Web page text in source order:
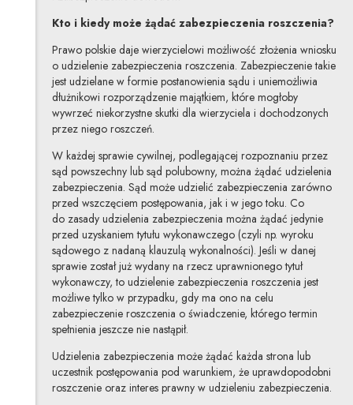
Kto i kiedy może żądać zabezpieczenia roszczenia?
Prawo polskie daje wierzycielowi możliwość złożenia wniosku
o udzielenie zabezpieczenia roszczenia. Zabezpieczenie takie
jest udzielane w formie postanowienia sądu i uniemożliwia
dłużnikowi rozporządzenie majątkiem, które mogłoby
wywrzeć niekorzystne skutki dla wierzyciela i dochodzonych
przez niego roszczeń.
W każdej sprawie cywilnej, podlegającej rozpoznaniu przez
sąd powszechny lub sąd polubowny, można żądać udzielenia
zabezpieczenia. Sąd może udzielić zabezpieczenia zarówno
przed wszczęciem postępowania, jak i w jego toku. Co
do zasady udzielenia zabezpieczenia można żądać jedynie
przed uzyskaniem tytułu wykonawczego (czyli np. wyroku
sądowego z nadaną klauzulą wykonalności). Jeśli w danej
sprawie został już wydany na rzecz uprawnionego tytuł
wykonawczy, to udzielenie zabezpieczenia roszczenia jest
możliwe tylko w przypadku, gdy ma ono na celu
zabezpieczenie roszczenia o świadczenie, którego termin
spełnienia jeszcze nie nastąpił.
Udzielenia zabezpieczenia może żądać każda strona lub
uczestnik postępowania pod warunkiem, że uprawdopodobni
roszczenie oraz interes prawny w udzieleniu zabezpieczenia.